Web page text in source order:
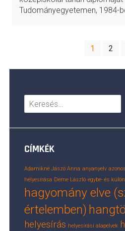
Tudományegyetemen, 1984-
1 2
Keresés:
CÍMKÉK
Adamikné Jászó Anna anyanyelv
helyesírása Deme László egybe- és
hagyomány elve
értelemben)
helyesírás helyesírási alapelvek